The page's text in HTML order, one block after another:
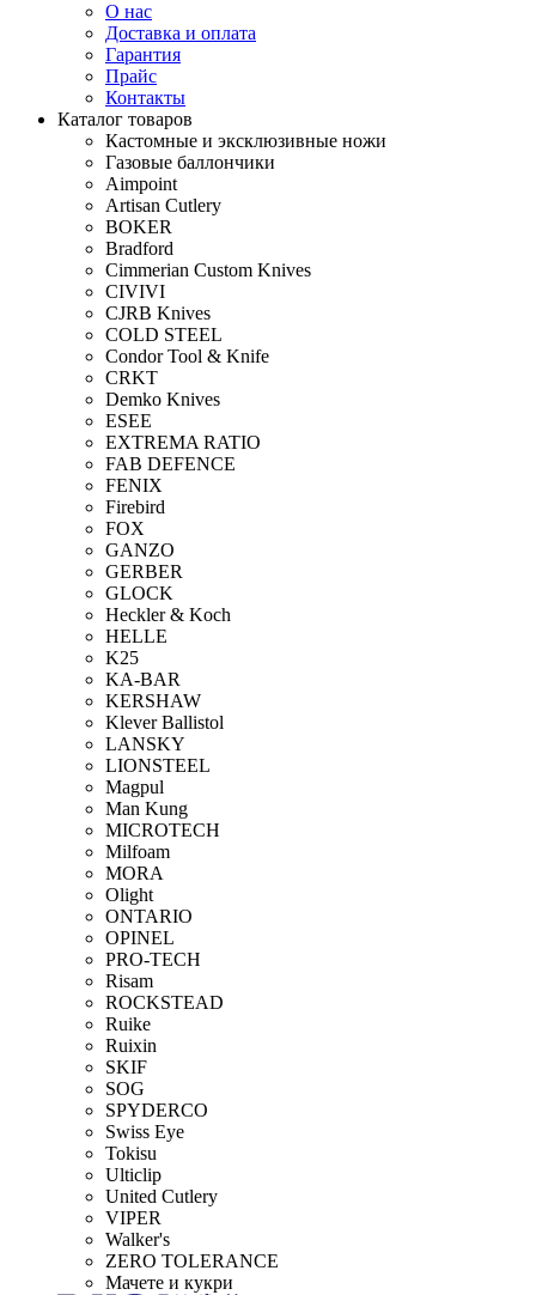
О нас
Доставка и оплата
Гарантия
Прайс
Контакты
Каталог товаров
Кастомные и эксклюзивные ножи
Газовые баллончики
Aimpoint
Artisan Cutlery
BOKER
Bradford
Cimmerian Custom Knives
CIVIVI
CJRB Knives
COLD STEEL
Condor Tool & Knife
CRKT
Demko Knives
ESEE
EXTREMA RATIO
FAB DEFENCE
FENIX
Firebird
FOX
GANZO
GERBER
GLOCK
Heckler & Koch
HELLE
K25
KA-BAR
KERSHAW
Klever Ballistol
LANSKY
LIONSTEEL
Magpul
Man Kung
MICROTECH
Milfoam
MORA
Olight
ONTARIO
OPINEL
PRO-TECH
Risam
ROCKSTEAD
Ruike
Ruixin
SKIF
SOG
SPYDERCO
Swiss Eye
Tokisu
Ulticlip
United Cutlery
VIPER
Walker's
ZERO TOLERANCE
Мачете и кукри